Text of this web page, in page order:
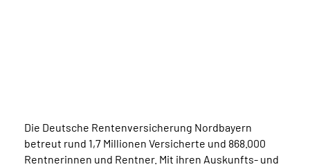
Die Deutsche Rentenversicherung Nordbayern
betreut rund 1,7 Millionen Versicherte und 868.000
Rentnerinnen und Rentner. Mit ihren Auskunfts- und